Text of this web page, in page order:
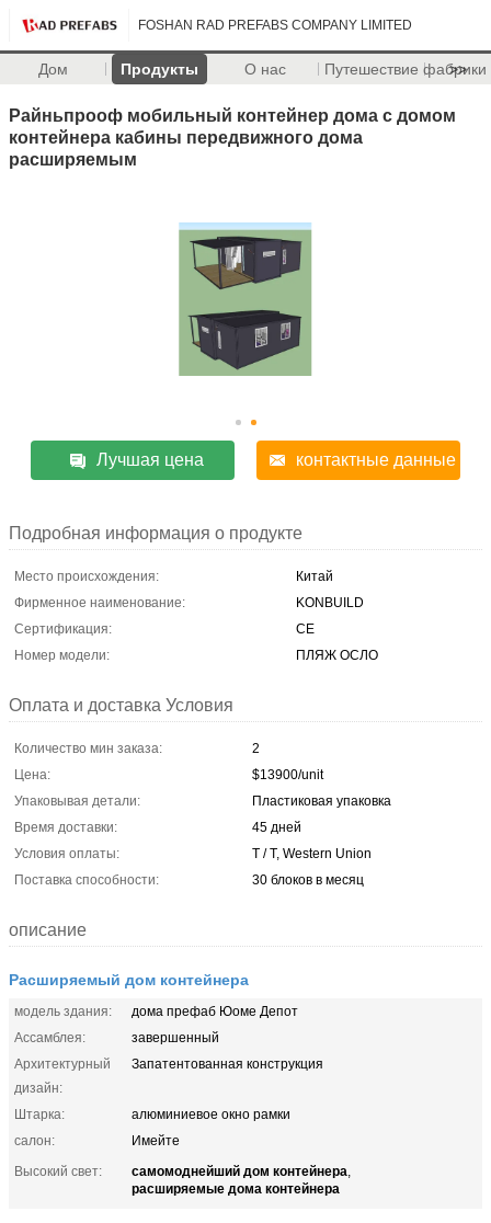
FOSHAN RAD PREFABS COMPANY LIMITED
Дом Продукты О нас Путешествие фабрики
>>
Райньпрооф мобильный контейнер дома с домом
контейнера кабины передвижного дома
расширяемым
Лучшая цена контактные данные
Подробная информация о продукте
Место происхождения:
Китай
Фирменное наименование:
KONBUILD
Сертификация:
CE
Номер модели:
ПЛЯЖ ОСЛО
Оплата и доставка Условия
Количество мин заказа:
2
Цена:
$13900/unit
Упаковывая детали:
Пластиковая упаковка
Время доставки:
45 дней
Условия оплаты:
T / T, Western Union
Поставка способности:
30 блоков в месяц
описание
Расширяемый дом контейнера
модель здания:
дома префаб Юоме Депот
Ассамблея:
завершенный
Архитектурный
дизайн:
Запатентованная конструкция
Штарка:
алюминиевое окно рамки
салон:
Имейте
Высокий свет:
самомоднейший дом контейнера,
расширяемые дома контейнера